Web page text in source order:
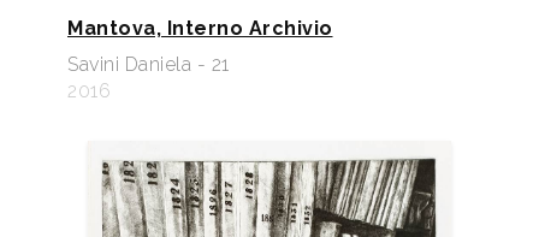
Mantova, Interno Archivio
Savini Daniela - 21
2016